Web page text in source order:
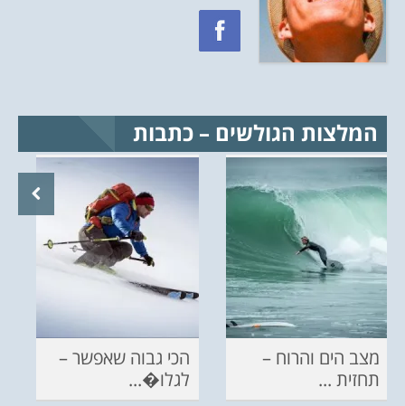
המלצות הגולשים – כתבות
מצב הים והרוח –
תחזית ...
הכי גבוה שאפשר –
לגלו�...